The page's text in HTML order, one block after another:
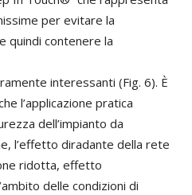
per evitare la
quindi contenere la
interessanti (Fig. 6). È
l’applicazione pratica
dell’impianto da
l’effetto diradante della rete
ridotta, effetto
delle condizioni di